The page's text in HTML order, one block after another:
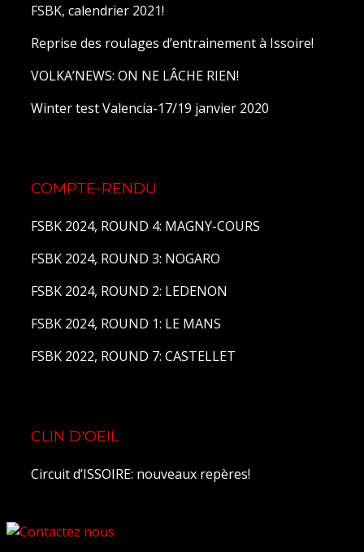
FSBK, calendrier 2021!
Reprise des roulages d’entrainement à Issoire!
VOLKA’NEWS: ON NE LÂCHE RIEN!
Winter test Valencia-17/19 janvier 2020
COMPTE-RENDU
FSBK 2024, ROUND 4: MAGNY-COURS
FSBK 2024, ROUND 3: NOGARO
FSBK 2024, ROUND 2: LEDENON
FSBK 2024, ROUND 1: LE MANS
FSBK 2022, ROUND 7: CASTELLET
CLIN D'OEIL
Circuit d’ISSOIRE: nouveaux repères!